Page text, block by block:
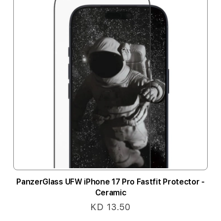
PanzerGlass UFW iPhone 17 Pro Fastfit Protector -
Ceramic
KD 13.50